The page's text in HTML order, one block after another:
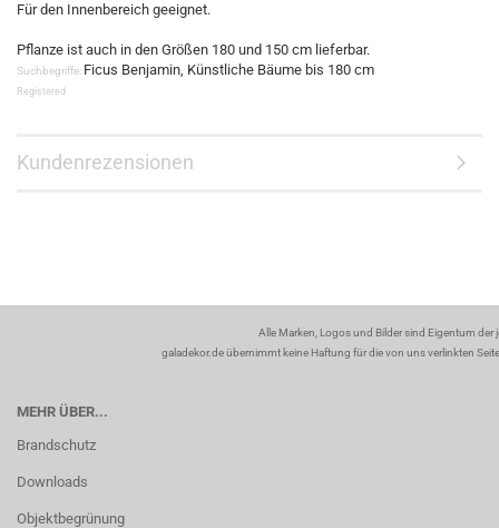
Für den Innenbereich geeignet.
Pflanze ist auch in den Größen 180 und 150 cm lieferbar.
Suchbegriffe: Ficus Benjamin, Künstliche Bäume bis 180 cm
Registered
Kundenrezensionen
Alle Marken, Logos und Bilder sind Eigentum
galadekor.de übernimmt keine Haftung für die von uns verlinkten
MEHR ÜBER...
Brandschutz
Downloads
Objektbegrünung